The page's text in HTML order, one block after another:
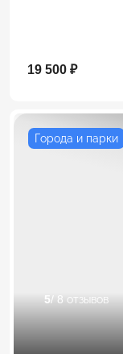
19 500 ₽
Города и парки
5/ 8 отзывов